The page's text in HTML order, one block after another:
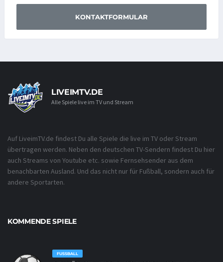
KONTAKTFORMULAR
LIVEIMTV.DE
Alle Spiele live im TV und Stream
Auf LiveimTV.de findest Du alle Spiele die live im TV oder Stream
übertragen werden. Neben den deutschen TV-Sendern findest Du hier
auch Streams von Youtube etc. sowie Fernsehsender aus dem
benachbarten Ausland. Und das nicht nur für Fußball, sondern auch für
andere Sportarten.
KOMMENDE SPIELE
FUSSBALL